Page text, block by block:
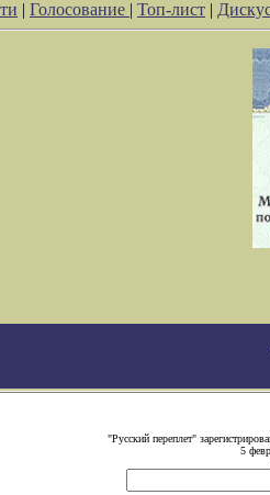
| Голосование | Топ-лист |
"Русский переплет"
5